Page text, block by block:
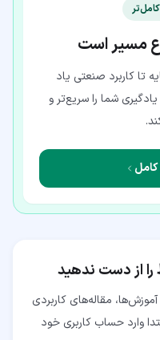
مسیر است
تا کاربرد صنعتی یاد
شما را سریع‌تر و
از دست ندهید
مقاله‌های کاربردی
وارد حساب کاربری خود